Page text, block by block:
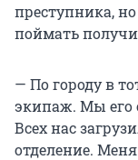
преступника,
поймать
— По городу в
экипаж. Мы его
Всех нас
отделение.